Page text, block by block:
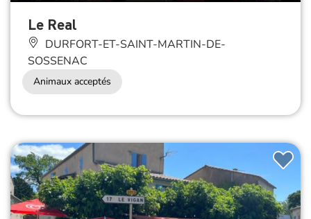
Le Real
DURFORT-ET-SAINT-MARTIN-DE-
SOSSENAC
Animaux acceptés